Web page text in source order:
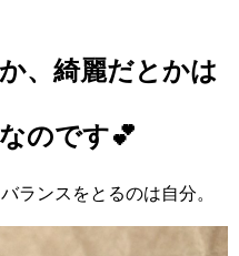
、綺麗だとかは
のです💕
ランスをとるのは自分。